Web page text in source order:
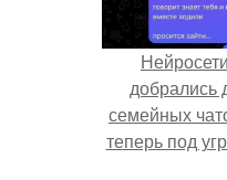
Нейросети
добрались
семейных
теперь под